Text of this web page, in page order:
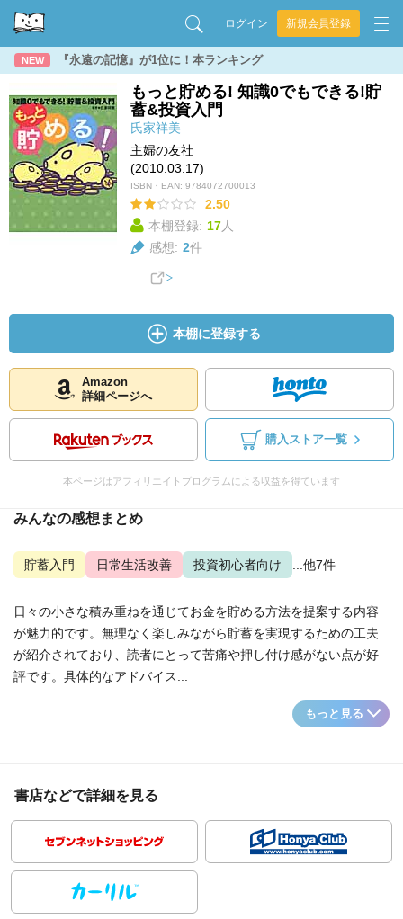
ログイン 新規会員登録
NEW 『永遠の記憶』が1位に！本ランキング
もっと貯める! 知識0でもできる!貯
蓄&投資入門
氏家祥美
主婦の友社
(2010.03.17)
ISBN・EAN: 9784072700013
2.50
本棚登録: 17人
感想: 2件
本棚に登録する
Amazon
詳細ページへ
購入ストア一覧
本ページはアフィリエイトプログラムによる収益を得ています
みんなの感想まとめ
貯蓄入門 日常生活改善 投資初心者向け ...他7件
日々の小さな積み重ねを通じてお金を貯める方法を提案する内容
が魅力的です。無理なく楽しみながら貯蓄を実現するための工夫
が紹介されており、読者にとって苦痛や押し付け感がない点が好
評です。具体的なアドバイス...
もっと見る
書店などで詳細を見る